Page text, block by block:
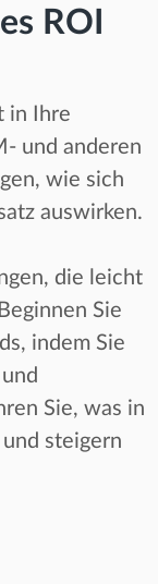
ROI
in Ihre
und anderen
wie sich
auswirken.
die leicht
Sie
indem Sie
Sie, was in
steigern